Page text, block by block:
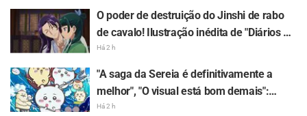
de fera?!" "O mecha do protagonista é
muito lindo"
O poder de destruição do Jinshi de rabo
de cavalo! Ilustração inédita de "Diários de
uma Apotecária" em trajes de yukata para
evento de verão gera repercussão: "Meu
coração quase parou, socorro" e
"Deveriam preservar isso em uma pintura
Há 2 h
"A saga da Sereia é definitivamente a
melhor", "O visual está bom demais":
Repercussão do lançamento de "Chiikawa
Há 2 h